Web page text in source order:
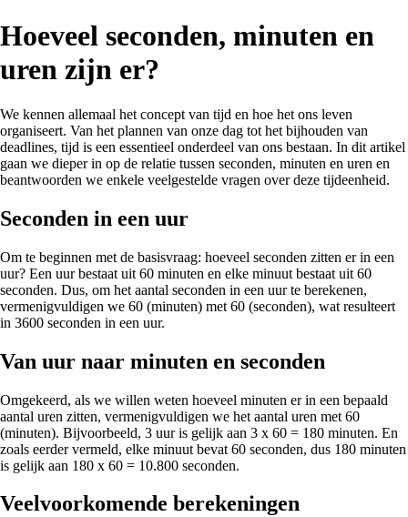
Hoeveel seconden, minuten en
uren zijn er?
We kennen allemaal het concept van tijd en hoe het ons leven
organiseert. Van het plannen van onze dag tot het bijhouden van
deadlines, tijd is een essentieel onderdeel van ons bestaan. In dit artikel
gaan we dieper in op de relatie tussen seconden, minuten en uren en
beantwoorden we enkele veelgestelde vragen over deze tijdeenheid.
Seconden in een uur
Om te beginnen met de basisvraag: hoeveel seconden zitten er in een
uur? Een uur bestaat uit 60 minuten en elke minuut bestaat uit 60
seconden. Dus, om het aantal seconden in een uur te berekenen,
vermenigvuldigen we 60 (minuten) met 60 (seconden), wat resulteert
in 3600 seconden in een uur.
Van uur naar minuten en seconden
Omgekeerd, als we willen weten hoeveel minuten er in een bepaald
aantal uren zitten, vermenigvuldigen we het aantal uren met 60
(minuten). Bijvoorbeeld, 3 uur is gelijk aan 3 x 60 = 180 minuten. En
zoals eerder vermeld, elke minuut bevat 60 seconden, dus 180 minuten
is gelijk aan 180 x 60 = 10.800 seconden.
Veelvoorkomende berekeningen